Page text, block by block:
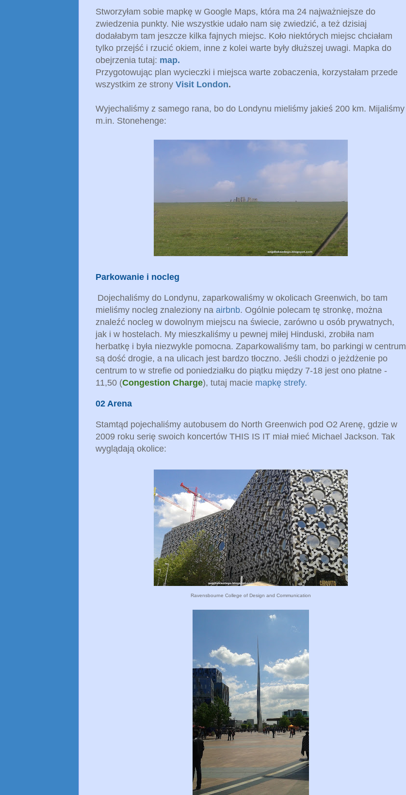
Stworzyłam sobie mapkę w Google Maps, która ma 24 najważniejsze do
zwiedzenia punkty. Nie wszystkie udało nam się zwiedzić, a też dzisiaj
dodałabym tam jeszcze kilka fajnych miejsc. Koło niektórych miejsc chciałam
tylko przejść i rzucić okiem, inne z kolei warte były dłuższej uwagi. Mapka do
obejrzenia tutaj: map.
Przygotowując plan wycieczki i miejsca warte zobaczenia, korzystałam przede
wszystkim ze strony Visit London.
Wyjechaliśmy z samego rana, bo do Londynu mieliśmy jakieś 200 km. Mijaliśmy
m.in. Stonehenge:
Parkowanie i nocleg
Dojechaliśmy do Londynu, zaparkowaliśmy w okolicach Greenwich, bo tam
mieliśmy nocleg znaleziony na airbnb. Ogólnie polecam tę stronkę, można
znaleźć nocleg w dowolnym miejscu na świecie, zarówno u osób prywatnych,
jak i w hostelach. My mieszkaliśmy u pewnej miłej Hinduski, zrobiła nam
herbatkę i była niezwykle pomocna. Zaparkowaliśmy tam, bo parkingi w centrum
są dość drogie, a na ulicach jest bardzo tłoczno. Jeśli chodzi o jeżdżenie po
centrum to w strefie od poniedziałku do piątku między 7-18 jest ono płatne -
11,50 (Congestion Charge), tutaj macie mapkę strefy.
02 Arena
Stamtąd pojechaliśmy autobusem do North Greenwich pod O2 Arenę, gdzie w
2009 roku serię swoich koncertów THIS IS IT miał mieć Michael Jackson. Tak
wyglądają okolice:
Ravensbourne College of Design and Communication